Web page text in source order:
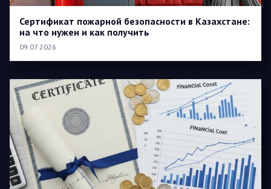
Сертификат пожарной безопасности в Казахстане:
на что нужен и как получить
09.07.2026